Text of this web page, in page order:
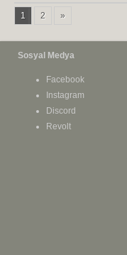
1 2 »
Sosyal Medya
Facebook
Instagram
Discord
Revolt